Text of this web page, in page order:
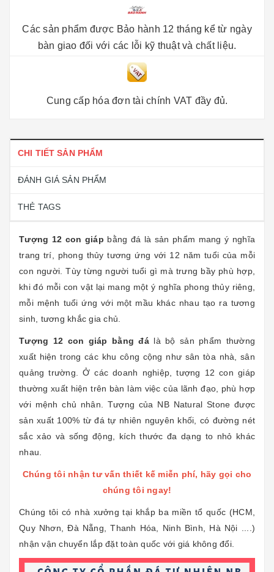
Các sản phẩm được Bảo hành 12 tháng kể từ ngày
bàn giao đối với các lỗi kỹ thuật và chất liệu.
Cung cấp hóa đơn tài chính VAT đầy đủ.
CHI TIẾT SẢN PHẨM
ĐÁNH GIÁ SẢN PHẨM
THẺ TAGS
Tượng 12 con giáp bằng đá là sản phẩm mang ý nghĩa
trang trí, phong thủy tương ứng với 12 năm tuổi của mỗi
con người. Tùy từng người tuổi gì mà trưng bầy phù hợp,
khi đó mỗi con vật lại mang một ý nghĩa phong thủy riêng,
mỗi mệnh tuổi ứng với một mầu khác nhau tạo ra tương
sinh, tương khắc gia chủ.
Tượng 12 con giáp bằng đálà bộ sản phẩm thường
xuất hiện trong các khu công cộng như sân tòa nhà, sân
quảng trường. Ở các doanh nghiệp, tượng 12 con giáp
thường xuất hiện trên bàn làm việc của lãnh đạo, phù hợp
với mệnh chủ nhân. Tượng của NB Natural Stone được
sản xuất 100% từ đá tự nhiên nguyên khối, có đường nét
sắc xảo và sống động, kích thước đa dạng to nhỏ khác
nhau.
Chúng tôi nhận tư vấn thiết kế miễn phí, hãy gọi cho
chúng tôi ngay!
Chúng tôi có nhà xưởng tại khắp ba miền tổ quốc (HCM,
Quy Nhơn, Đà Nẵng, Thanh Hóa, Ninh Bình, Hà Nội ....)
nhận vận chuyển lắp đặt toàn quốc với giá không đổi.